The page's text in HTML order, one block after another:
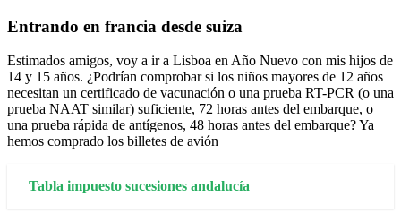
Entrando en francia desde suiza
Estimados amigos, voy a ir a Lisboa en Año Nuevo con mis hijos de
14 y 15 años. ¿Podrían comprobar si los niños mayores de 12 años
necesitan un certificado de vacunación o una prueba RT-PCR (o una
prueba NAAT similar) suficiente, 72 horas antes del embarque, o
una prueba rápida de antígenos, 48 horas antes del embarque? Ya
hemos comprado los billetes de avión
Tabla impuesto sucesiones andalucía